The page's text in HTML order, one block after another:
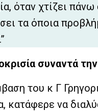
όταν χτίζει
τα όποια
συναντά
του κ Γ
κατάφερε να